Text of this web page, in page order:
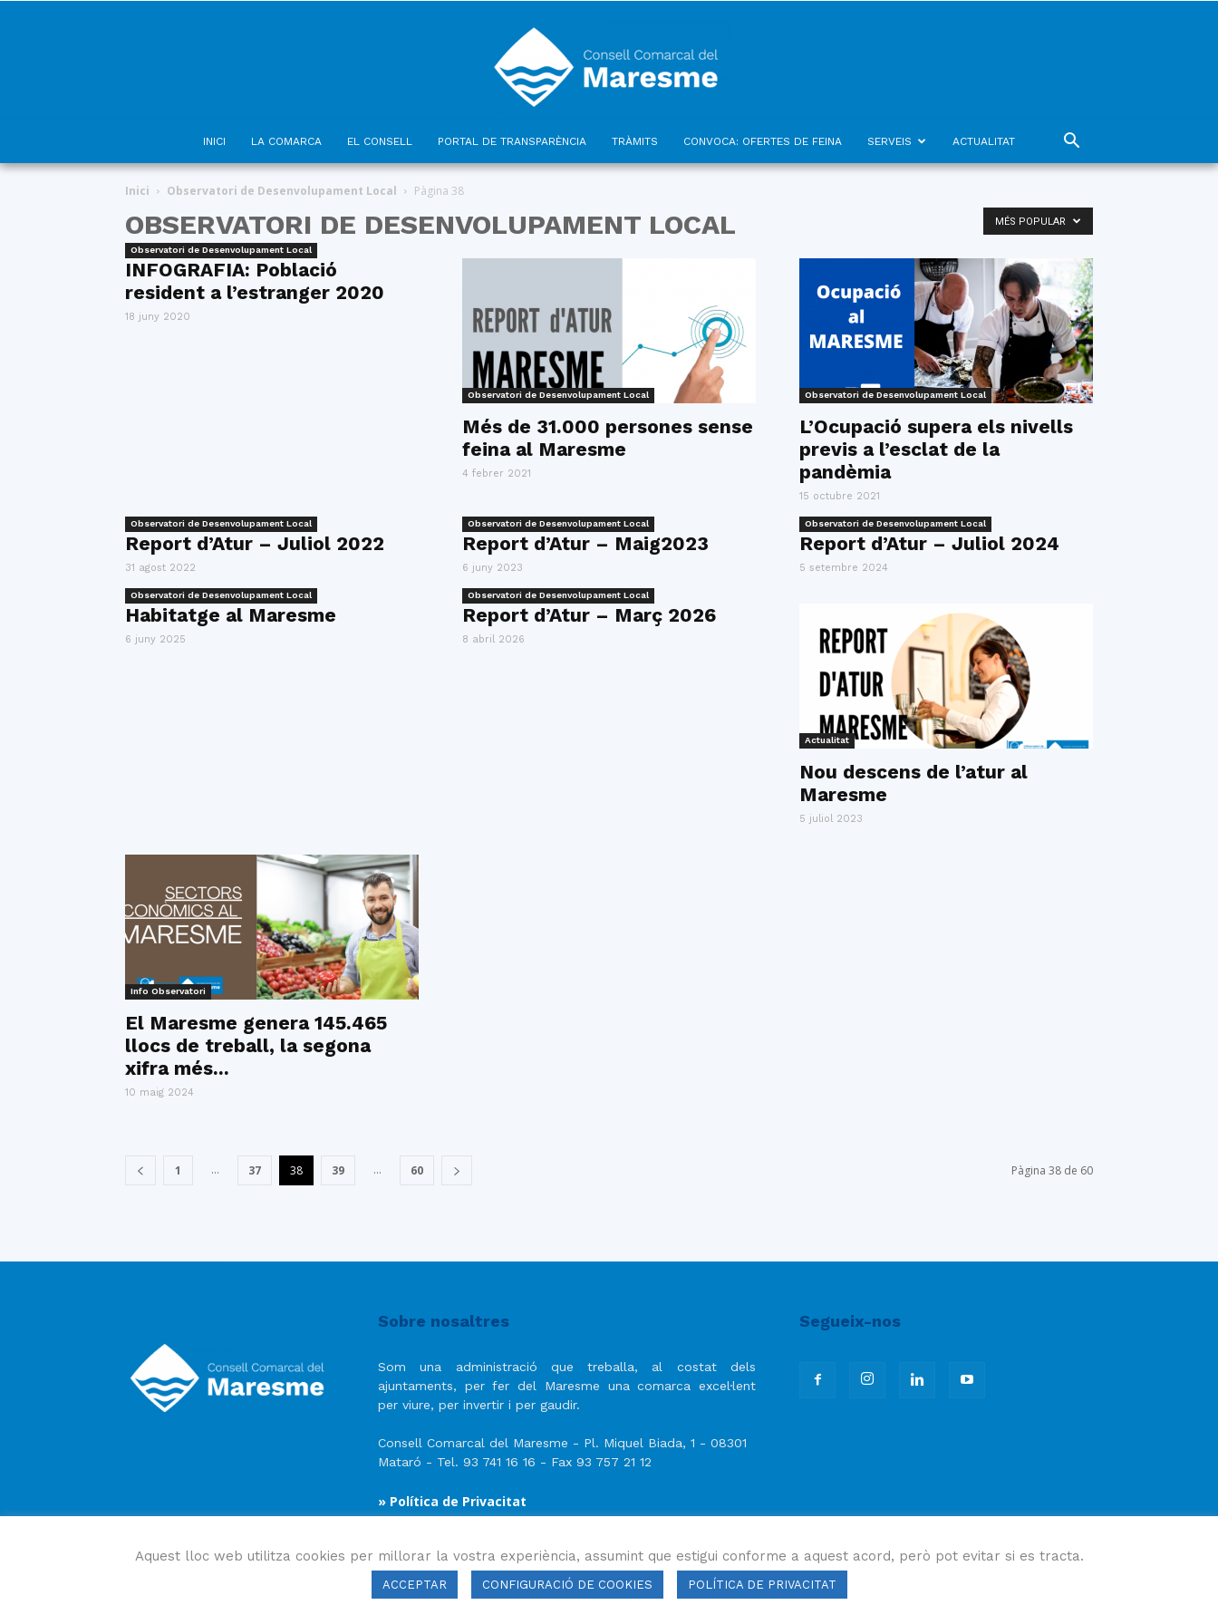
Maresme
INICI LA COMARCA EL CONSELL PORTAL DE TRANSPARÈNCIA TRÀMITS CONVOCA: OFERTES DE FEINA SERVEIS ACTUALITAT
Inici Observatori de Desenvolupament Local Pàgina 38
OBSERVATORI DE DESENVOLUPAMENT LOCAL MÉS POPULAR
Observatori de Desenvolupament Local
INFOGRAFIA: Població
resident a l’estranger 2020
18 juny 2020
Observatori de Desenvolupament Local
Més de 31.000 persones sense
feina al Maresme
4 febrer 2021
Observatori de Desenvolupament Local
L’Ocupació supera els nivells
previs a l’esclat de la
pandèmia
15 octubre 2021
Observatori de Desenvolupament Local
Report d’Atur – Juliol 2022
31 agost 2022
Observatori de Desenvolupament Local
Report d’Atur – Maig2023
6 juny 2023
Observatori de Desenvolupament Local
Report d’Atur – Juliol 2024
5 setembre 2024
Observatori de Desenvolupament Local
Habitatge al Maresme
6 juny 2025
Observatori de Desenvolupament Local
Report d’Atur – Març 2026
8 abril 2026
Actualitat
Nou descens de l’atur al
Maresme
5 juliol 2023
Info Observatori
El Maresme genera 145.465
llocs de treball, la segona
xifra més...
10 maig 2024
1 ... 37 38 39 ... 60 Pàgina 38 de 60
Sobre nosaltres
Som una administració que treballa, al costat dels
ajuntaments, per fer del Maresme una comarca excel·lent
per viure, per invertir i per gaudir.
Consell Comarcal del Maresme - Pl. Miquel Biada, 1 - 08301
Mataró - Tel. 93 741 16 16 - Fax 93 757 21 12
» Política de Privacitat
Segueix-nos
Aquest lloc web utilitza cookies per millorar la vostra experiència, assumint que estigui conforme a aquest acord, però pot evitar si es tracta.
ACCEPTAR CONFIGURACIÓ DE COOKIES POLÍTICA DE PRIVACITAT